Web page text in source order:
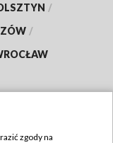
/
/
zgody na